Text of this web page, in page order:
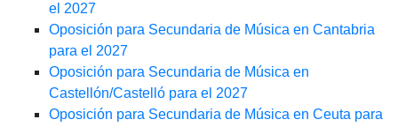
el 2027
Oposición para Secundaria de Música en Cantabria
para el 2027
Oposición para Secundaria de Música en
Castellón/Castelló para el 2027
Oposición para Secundaria de Música en Ceuta para